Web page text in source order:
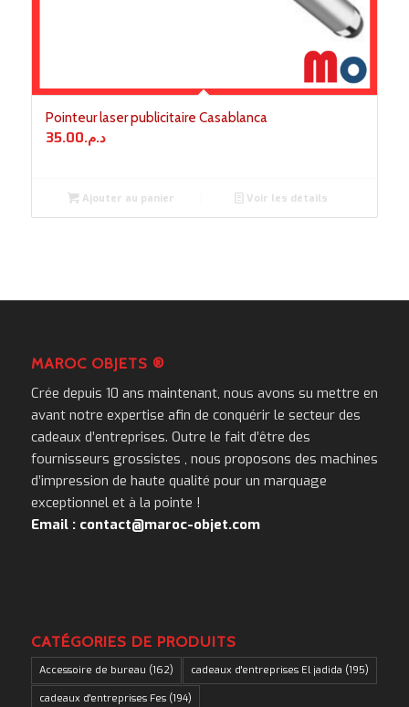
Pointeur laser publicitaire Casablanca
د.م.35.00
Ajouter au panier Voir les détails
MAROC OBJETS ®
Crée depuis 10 ans maintenant, nous avons su mettre en
avant notre expertise afin de conquérir le secteur des
cadeaux d’entreprises. Outre le fait d’être des
fournisseurs grossistes , nous proposons des machines
d’impression de haute qualité pour un marquage
exceptionnel et à la pointe !
Email : contact@maroc-objet.com
CATÉGORIES DE PRODUITS
Accessoire de bureau (162) cadeaux d'entreprises El jadida (195)
cadeaux d'entreprises Fes(194)